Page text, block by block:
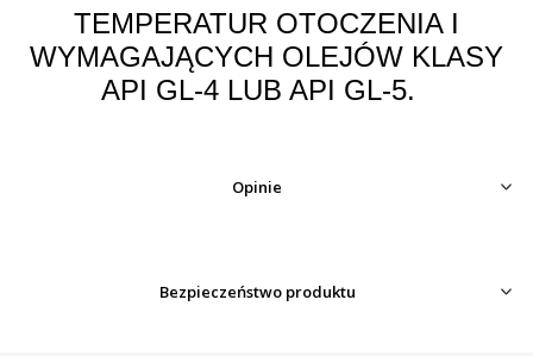
TEMPERATUR OTOCZENIA I
WYMAGAJĄCYCH OLEJÓW KLASY
API GL-4 LUB API GL-5.
Opinie
Bezpieczeństwo produktu